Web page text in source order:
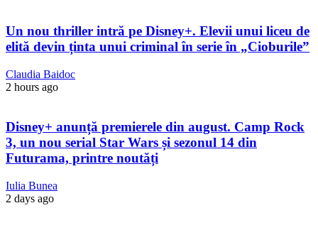
Un nou thriller intră pe Disney+. Elevii unui liceu de
elită devin ținta unui criminal în serie în „Cioburile”
Claudia Baidoc
2 hours ago
Disney+ anunță premierele din august. Camp Rock
3, un nou serial Star Wars și sezonul 14 din
Futurama, printre noutăți
Iulia Bunea
2 days ago